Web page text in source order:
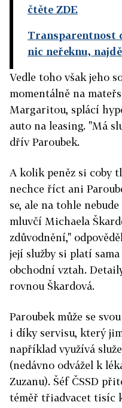
čtěte ZDE
Transparentnost
nic neřeknu,
Vedle toho však jeho
momentálně na
Margaritou, splácí
auto na leasing. "Má
dřív Paroubek.
A kolik peněz si coby
nechce říct ani
se, ale na tohle
mluvčí Michaela
zdůvodnění,"
její služby si platí
obchodní vztah.
rovnou Škardová.
Paroubek může se
i díky servisu, který
například využívá
(nedávno odvážel k
Zuzanu). Šéf ČSSD
téměř třiadvacet tisíc